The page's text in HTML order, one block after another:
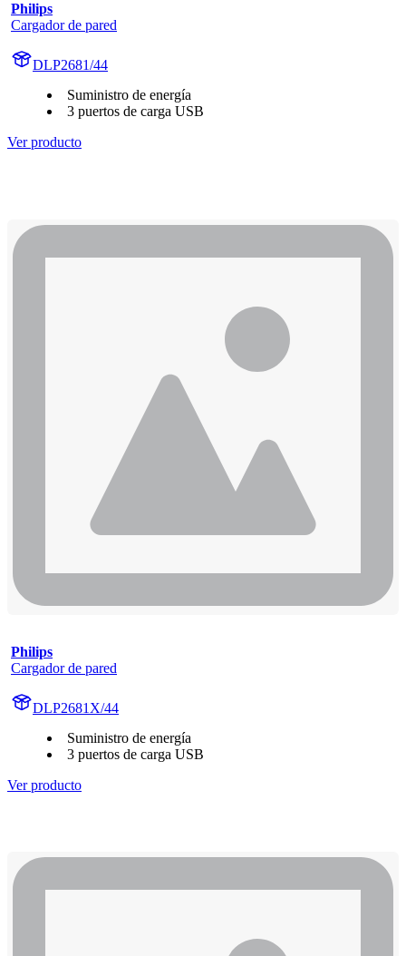
Philips
Cargador de pared
DLP2681/44
Suministro de energía
3 puertos de carga USB
Ver producto
Philips
Cargador de pared
DLP2681X/44
Suministro de energía
3 puertos de carga USB
Ver producto